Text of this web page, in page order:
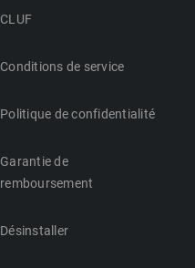
CLUF
Conditions de service
Politique de confidentialité
Garantie de
remboursement
Désinstaller